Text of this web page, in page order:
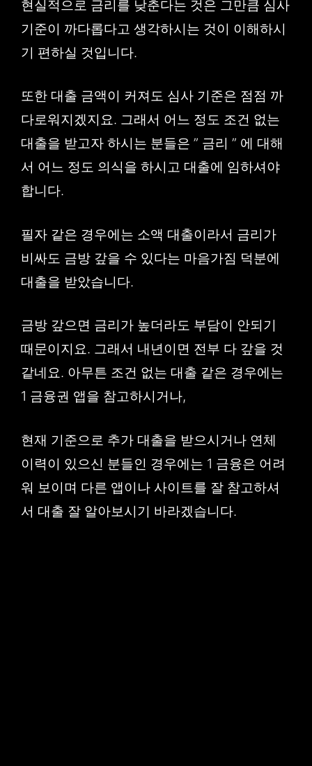
현실적으로 금리를 낮춘다는 것은 그만큼 심사
기준이 까다롭다고 생각하시는 것이 이해하시
기 편하실 것입니다.
또한 대출 금액이 커져도 심사 기준은 점점 까
다로워지겠지요. 그래서 어느 정도 조건 없는
대출을 받고자 하시는 분들은 ” 금리 ” 에 대해
서 어느 정도 의식을 하시고 대출에 임하셔야
합니다.
필자 같은 경우에는 소액 대출이라서 금리가
비싸도 금방 갚을 수 있다는 마음가짐 덕분에
대출을 받았습니다.
금방 갚으면 금리가 높더라도 부담이 안되기
때문이지요. 그래서 내년이면 전부 다 갚을 것
같네요. 아무튼 조건 없는 대출 같은 경우에는
1 금융권 앱을 참고하시거나,
현재 기준으로 추가 대출을 받으시거나 연체
이력이 있으신 분들인 경우에는 1 금융은 어려
워 보이며 다른 앱이나 사이트를 잘 참고하셔
서 대출 잘 알아보시기 바라겠습니다.